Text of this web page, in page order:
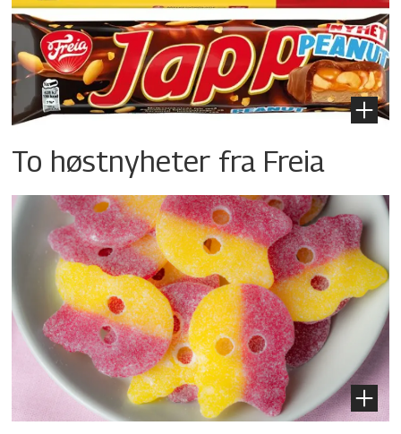
To høstnyheter fra Freia